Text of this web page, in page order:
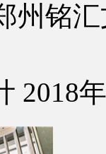
州铭
2018